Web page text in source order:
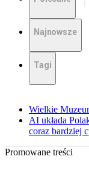
Najnowsze
Tagi
Wielkie
AI układa
coraz bardziej
Promowane treści